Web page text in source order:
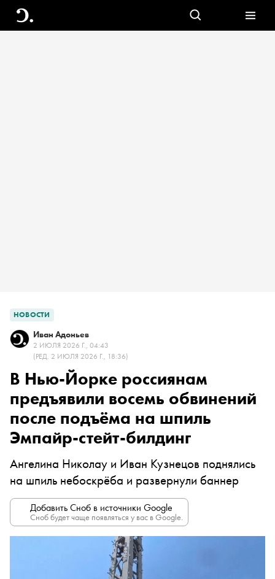
НОВОСТИ
Иван Адоньев
2 ИЮЛЯ 2026 Г., 04:43
(РЕД. 2 ИЮЛЯ 2026 Г., 18:36)
В Нью-Йорке россиянам
предъявили восемь обвинений
после подъёма на шпиль
Эмпайр-стейт-билдинг
Ангелина Николау и Иван Кузнецов поднялись
на шпиль небоскрёба и развернули баннер
Добавить Сноб в источники Google
Сноб будет чаще появляться у вас в Google.